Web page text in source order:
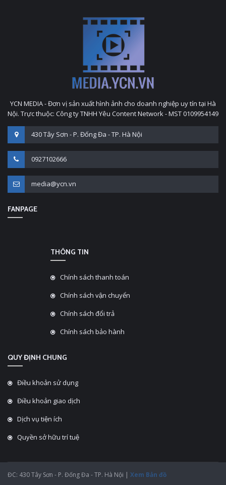
YCN MEDIA - Đơn vị sản xuất hình ảnh cho doanh nghiệp uy tín tại Hà
Nội. Trực thuộc: Công ty TNHH Yêu Content Network - MST 0109954149
430 Tây Sơn - P. Đống Đa - TP. Hà Nội
0927102666
media@ycn.vn
FANPAGE
THÔNG TIN
Chính sách thanh toán
Chính sách vận chuyển
Chính sách đổi trả
Chính sách bảo hành
QUY ĐỊNH CHUNG
Điều khoản sử dụng
Điều khoản giao dịch
Dịch vụ tiện ích
Quyền sở hữu trí tuệ
ĐC: 430 Tây Sơn - P. Đống Đa - TP. Hà Nội | Xem Bản đồ